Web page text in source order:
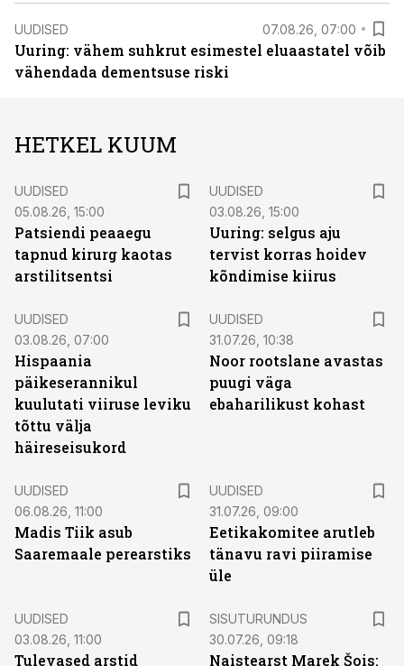
UUDISED 07.08.26, 07:00
Uuring: vähem suhkrut esimestel eluaastatel võib
vähendada dementsuse riski
HETKEL KUUM
UUDISED
05.08.26, 15:00
Patsiendi peaaegu
tapnud kirurg kaotas
arstilitsentsi
UUDISED
03.08.26, 15:00
Uuring: selgus aju
tervist korras hoidev
kõndimise kiirus
UUDISED
03.08.26, 07:00
Hispaania
päikeserannikul
kuulutati viiruse leviku
tõttu välja
häireseisukord
UUDISED
31.07.26, 10:38
Noor rootslane avastas
puugi väga
ebaharilikust kohast
UUDISED
06.08.26, 11:00
Madis Tiik asub
Saaremaale perearstiks
UUDISED
31.07.26, 09:00
Eetikakomitee arutleb
tänavu ravi piiramise
üle
UUDISED
03.08.26, 11:00
Tulevased arstid
SISUTURUNDUS
30.07.26, 09:18
Naistearst Marek Šois: